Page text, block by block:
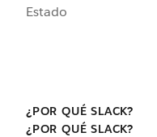
Estado
¿POR QUÉ SLACK?
¿POR QUÉ SLACK?